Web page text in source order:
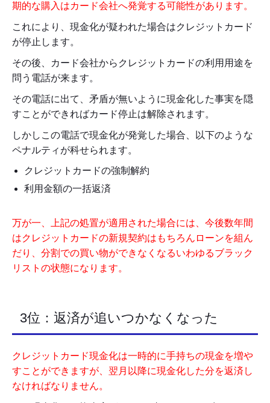
期的な購入はカード会社へ発覚する可能性があります。
これにより、現金化が疑われた場合はクレジットカード
が停止します。
その後、カード会社からクレジットカードの利用用途を
問う電話が来ます。
その電話に出て、矛盾が無いように現金化した事実を隠
すことができればカード停止は解除されます。
しかしこの電話で現金化が発覚した場合、以下のような
ペナルティが科せられます。
クレジットカードの強制解約
利用金額の一括返済
万が一、上記の処置が適用された場合には、今後数年間
はクレジットカードの新規契約はもちろんローンを組ん
だり、分割での買い物ができなくなるいわゆるブラック
リストの状態になります。
3位：返済が追いつかなくなった
クレジットカード現金化は一時的に手持ちの現金を増や
すことができますが、翌月以降に現金化した分を返済し
なければなりません。